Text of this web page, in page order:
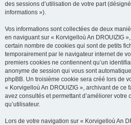
des sessions d’utilisation de votre part
informations »).
Vos informations sont collectées de deux
en naviguant sur « Korvigelloù An DROUIZIG
certain nombre de cookies qui sont de petits
temporairement par le navigateur internet de
premiers cookies ne contiennent qu’un
anonyme de session qui vous sont
phpBB. Un troisième cookie sera créé lors de
« Korvigelloù An DROUIZIG », archivant de ce
avez consultés et permettant d’améliorer votre
qu’utilisateur.
Lors de votre navigation sur « Korvigelloù An